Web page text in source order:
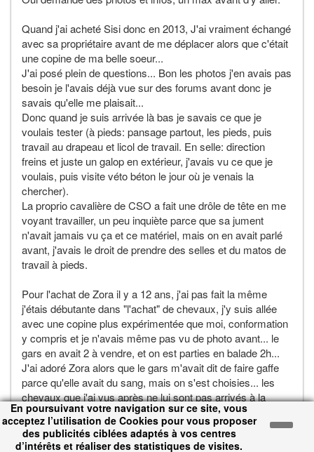
Quand j'ai acheté Sisi donc en 2013, J'ai vraiment échangé
avec sa propriétaire avant de me déplacer alors que c'était
une copine de ma belle soeur...
J'ai posé plein de questions... Bon les photos j'en avais pas
besoin je l'avais déjà vue sur des forums avant donc je
savais qu'elle me plaisait...
Donc quand je suis arrivée là bas je savais ce que je
voulais tester (à pieds: pansage partout, les pieds, puis
travail au drapeau et licol de travail. En selle: direction
freins et juste un galop en extérieur, j'avais vu ce que je
voulais, puis visite véto béton le jour où je venais la
chercher).
La proprio cavalière de CSO a fait une drôle de tête en me
voyant travailler, un peu inquiète parce que sa jument
n'avait jamais vu ça et ce matériel, mais on en avait parlé
avant, j'avais le droit de prendre des selles et du matos de
travail à pieds.
Pour l'achat de Zora il y a 12 ans, j'ai pas fait la même
j'étais débutante dans "l'achat" de chevaux, j'y suis allée
avec une copine plus expérimentée que moi, conformation
y compris et je n'avais même pas vu de photo avant... le
gars en avait 2 à vendre, et on est parties en balade 2h...
J'ai adoré Zora alors que le gars m'avait dit de faire gaffe
parce qu'elle avait du sang, mais on s'est choisies... les
chevaux que j'ai vus après ne lui sont pas arrivés à la
cheville, c'était fait, lol, j'avais le niveau, elle était dans mes
moyens, en 1 WE c'était bon...
En poursuivant votre navigation sur ce site, vous
acceptez l’utilisation de Cookies pour vous proposer
des publicités ciblées adaptés à vos centres
d’intérêts et réaliser des statistiques de visites.